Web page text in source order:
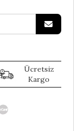
Ücretsiz
Kargo